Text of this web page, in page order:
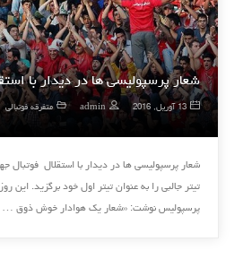
شعار پرسپولیسی ها در دیدار با
13 آوریل, 2016 admin متفرقه فوتبالی
شعار پرسپولیسی ها در دیدار با استقلال فوتبال
تیتر جالبی را به عنوان تیتر اول خود برگزید. این
پرسپولیس نوشت: «شعار یک هوادار خوش ذوق …